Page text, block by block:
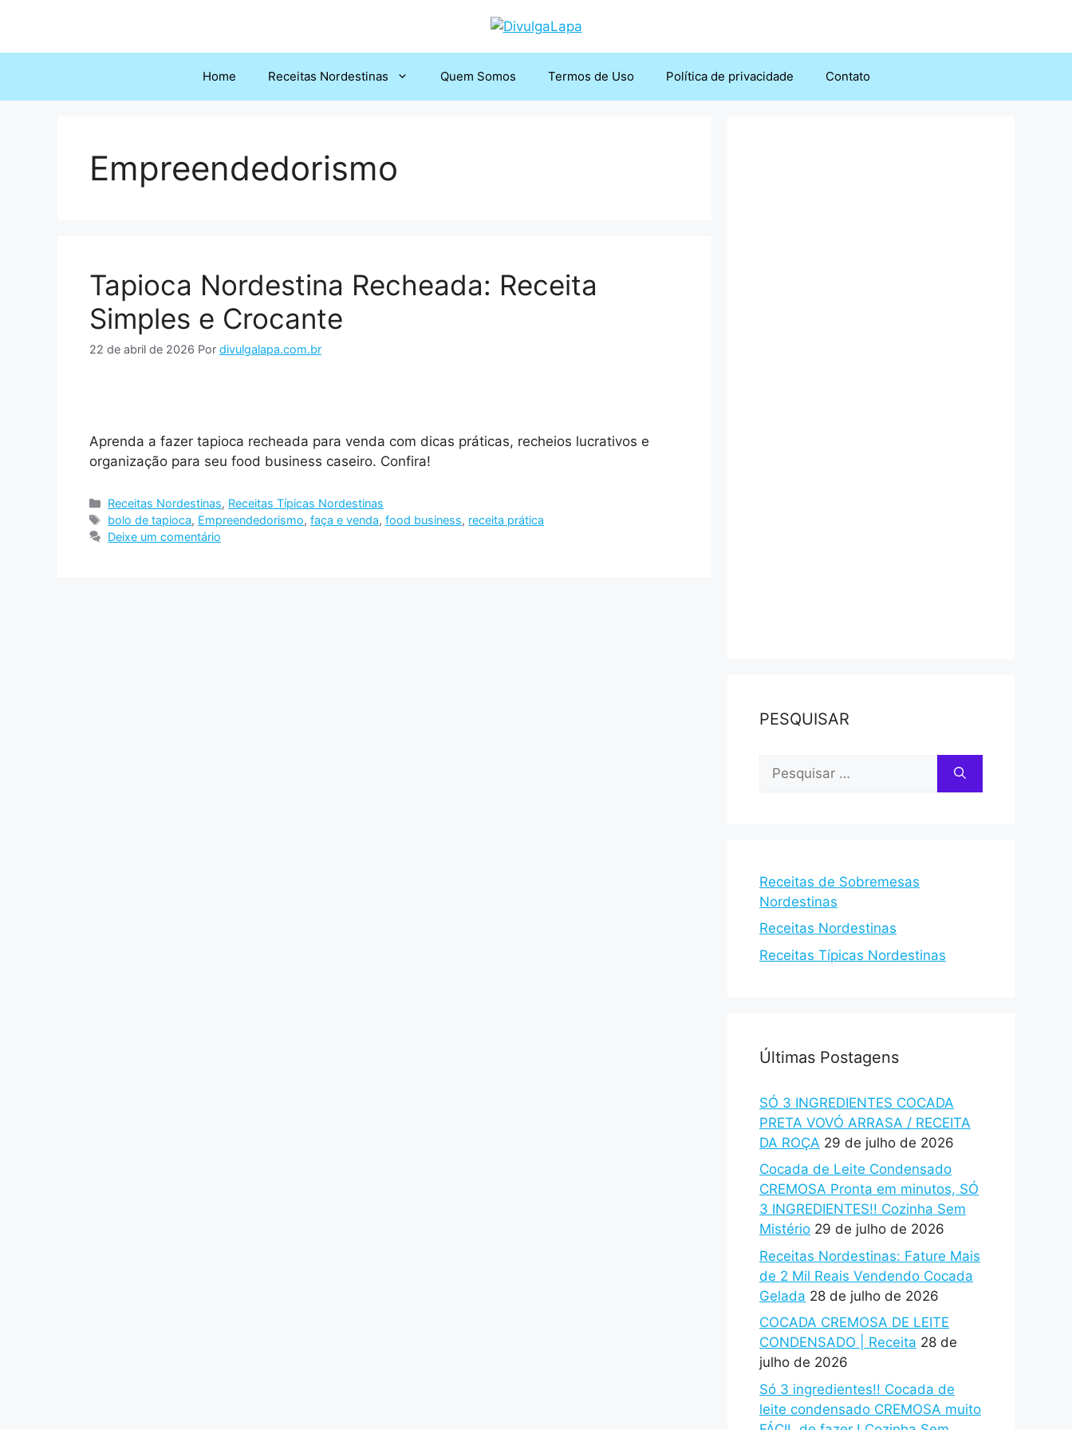
o
Home Receitas Nordestinas Quem Somos Termos de Uso Política de privacidade Contato
Empreendedorismo
Tapioca Nordestina Recheada: Receita
Simples e Crocante
22 de abril de 2026 Por divulgalapa.com.br
Aprenda a fazer tapioca recheada para venda com dicas práticas, recheios lucrativos e
organização para seu food business caseiro. Confira!
Categorias
Receitas Nordestinas, Receitas Típicas Nordestinas
Tags
bolo de tapioca, Empreendedorismo,faça e venda,food business, receita prática
Deixe um comentário
PESQUISAR
por:
Receitas de Sobremesas
Nordestinas
Receitas Nordestinas
Receitas Típicas Nordestinas
Últimas Postagens
SÓ 3 INGREDIENTES COCADA
PRETA VOVÓ ARRASA / RECEITA
DA ROÇA 29 de julho de 2026
Cocada de Leite Condensado
CREMOSA Pronta em minutos, SÓ
3 INGREDIENTES!! Cozinha Sem
Mistério 29 de julho de 2026
Receitas Nordestinas: Fature Mais
de 2 Mil Reais Vendendo Cocada
Gelada 28 de julho de 2026
COCADA CREMOSA DE LEITE
CONDENSADO | Receita 28 de
julho de 2026
Só 3 ingredientes!! Cocada de
leite condensado CREMOSA muito